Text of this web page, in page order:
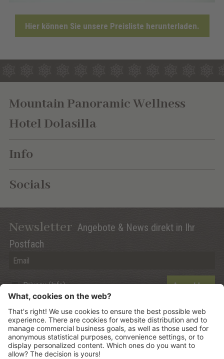
Hier können Sie unsere Preisliste herunterladen.
Mountain Panoramic Wellness
Hotel Dolasilla
Info
Socials
Newsletter Angebote & News direkt in Ihr
Postfach
Anmelden
Privacy (Info)
©2026Mountain Panoramic Wellness Hotel Dolasilla.CIN:
IT021006A13ZWMYJZ7
.
Sitemap . Impressum . Datenschutzerklärung